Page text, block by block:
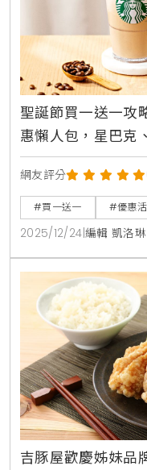
聖誕節買一送一攻
惠懶人包，星巴克
網友評分
#買一送一 #優惠
2025/12/24 編輯 凱洛
吉豚屋歡慶姊妹品